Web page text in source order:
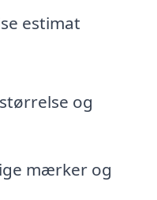
estimat
og
mærker og